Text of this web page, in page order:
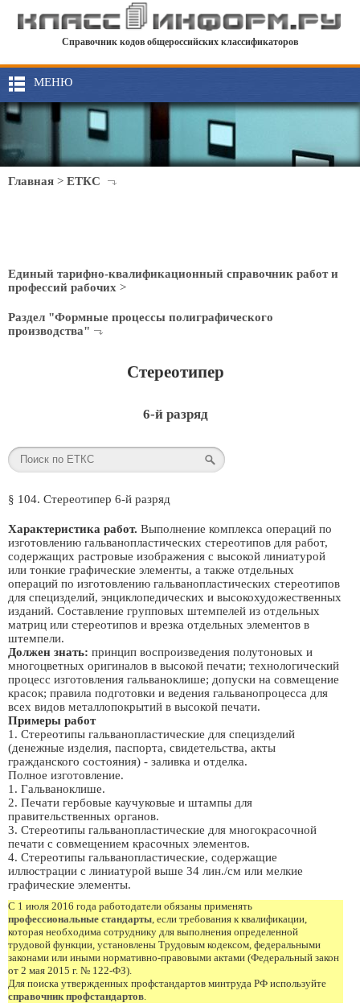
Справочник кодов общероссийских классификаторов
МЕНЮ
Главная > ЕТКС
Единый тарифно-квалификационный справочник работ и
профессий рабочих >
Раздел "Формные процессы полиграфического
производства"
Стереотипер
6-й разряд
§ 104. Стереотипер 6-й разряд
Характеристика работ. Выполнение комплекса операций по
изготовлению гальванопластических стереотипов для работ,
содержащих растровые изображения с высокой линиатурой
или тонкие графические элементы, а также отдельных
операций по изготовлению гальванопластических стереотипов
для специзделий, энциклопедических и высокохудожественных
изданий. Составление групповых штемпелей из отдельных
матриц или стереотипов и врезка отдельных элементов в
штемпели.
Должен знать: принцип воспроизведения полутоновых и
многоцветных оригиналов в высокой печати; технологический
процесс изготовления гальваноклише; допуски на совмещение
красок; правила подготовки и ведения гальванопроцесса для
всех видов металлопокрытий в высокой печати.
Примеры работ
1. Стереотипы гальванопластические для специзделий
(денежные изделия, паспорта, свидетельства, акты
гражданского состояния) - заливка и отделка.
Полное изготовление.
1. Гальваноклише.
2. Печати гербовые каучуковые и штампы для
правительственных органов.
3. Стереотипы гальванопластические для многокрасочной
печати с совмещением красочных элементов.
4. Стереотипы гальванопластические, содержащие
иллюстрации с линиатурой выше 34 лин./см или мелкие
графические элементы.
С 1 июля 2016 года работодатели обязаны применять
профессиональные стандарты, если требования к квалификации,
которая необходима сотруднику для выполнения определенной
трудовой функции, установлены Трудовым кодексом, федеральными
законами или иными нормативно-правовыми актами (Федеральный закон
от 2 мая 2015 г. № 122-ФЗ).
Для поиска утвержденных профстандартов минтруда РФ используйте
справочник профстандартов.